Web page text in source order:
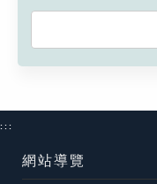
:::
網站導覽